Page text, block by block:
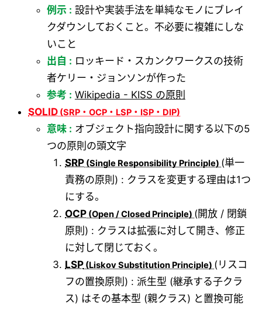
例示 : 設計や実装手法を単純なモノにブレイ
クダウンしておくこと。不必要に複雑にしな
いこと
出自 : ロッキード・スカンクワークスの技術
者ケリー・ジョンソンが作った
参考 : Wikipedia - KISS の原則
SOLID
意味 : オブジェクト指向設計に関する以下の5
つの原則の頭文字
SRP
(単一
責務の原則) : クラスを変更する理由は1つ
にする。
OCP
(開放 / 閉鎖
原則) : クラスは拡張に対して開き、修正
に対して閉じておく。
LSP
(リスコ
フの置換原則) : 派生型 (継承する子クラ
ス) はその基本型 (親クラス) と置換可能